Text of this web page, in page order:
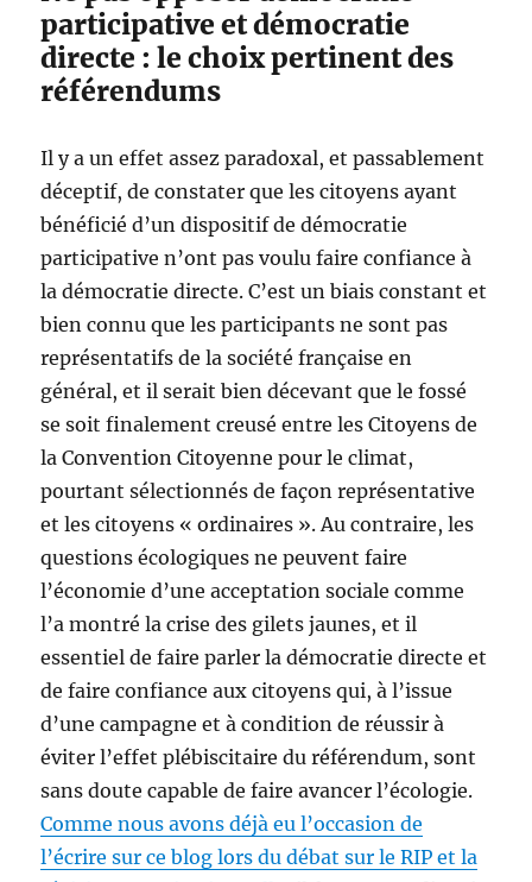
participative et démocratie
directe : le choix pertinent des
référendums
Il y a un effet assez paradoxal, et passablement
déceptif, de constater que les citoyens ayant
bénéficié d’un dispositif de démocratie
participative n’ont pas voulu faire confiance à
la démocratie directe. C’est un biais constant et
bien connu que les participants ne sont pas
représentatifs de la société française en
général, et il serait bien décevant que le fossé
se soit finalement creusé entre les Citoyens de
la Convention Citoyenne pour le climat,
pourtant sélectionnés de façon représentative
et les citoyens « ordinaires ». Au contraire, les
questions écologiques ne peuvent faire
l’économie d’une acceptation sociale comme
l’a montré la crise des gilets jaunes, et il
essentiel de faire parler la démocratie directe et
de faire confiance aux citoyens qui, à l’issue
d’une campagne et à condition de réussir à
éviter l’effet plébiscitaire du référendum, sont
sans doute capable de faire avancer l’écologie.
Comme nous avons déjà eu l’occasion de
l’écrire sur ce blog lors du débat sur le RIP et la